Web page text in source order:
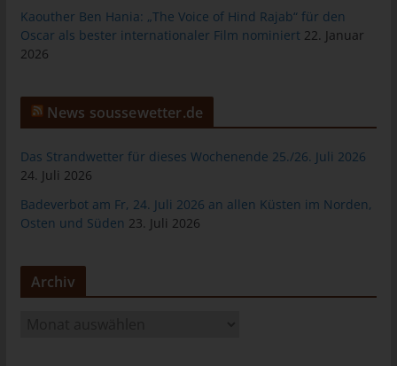
Kaouther Ben Hania: „The Voice of Hind Rajab“ für den
Oscar als bester internationaler Film nominiert 22. Januar
2026
News soussewetter.de
Das Strandwetter für dieses Wochenende 25./26. Juli 2026
24. Juli 2026
Badeverbot am Fr, 24. Juli 2026 an allen Küsten im Norden,
Osten und Süden 23. Juli 2026
Archiv
Uwe Wassenberg
Rue 2 Mars
Telefon: +216 216 16 616
E-Mail:
Cookies
Die Internetseiten verwenden Cookies. Cookies sind
Textdateien, welche über einen Internetbrowser auf einem
Zahlreiche Internetseiten und Server verwenden Cookies. Viele
Cookies enthalten eine sogenannte Cookie-ID. Eine Cookie-ID